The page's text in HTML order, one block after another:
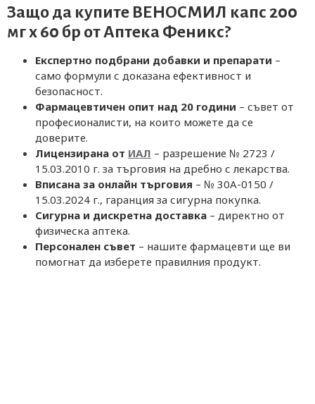
Защо да купите ВЕНОСМИЛ капс 200
мг х 60 бр отАптека Феникс?
Експертно подбрани добавки и препарати –
само формули с доказана ефективност и
безопасност.
Фармацевтичен опит над 20 години – съвет от
професионалисти, на които можете да се
доверите.
Лицензирана от ИАЛ – разрешение № 2723 /
15.03.2010 г. за търговия на дребно с лекарства.
Вписана за онлайн търговия – № 30A-0150 /
15.03.2024 г., гаранция за сигурна покупка.
Сигурна и дискретна доставка – директно от
физическа аптека.
Персонален съвет – нашите фармацевти ще ви
помогнат да изберете правилния продукт.